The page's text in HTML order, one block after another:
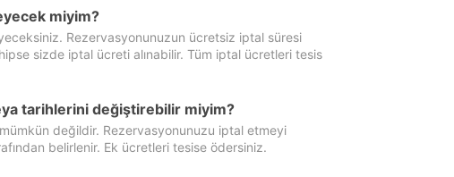
miyim?
Rezervasyonunuzun ücretsiz iptal süresi
sizde iptal ücreti alınabilir. Tüm iptal ücretleri tesis
tarihlerini değiştirebilir miyim?
değildir. Rezervasyonunuzu iptal etmeyi
belirlenir. Ek ücretleri tesise ödersiniz.